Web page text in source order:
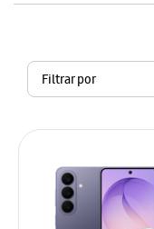
Filtrar por